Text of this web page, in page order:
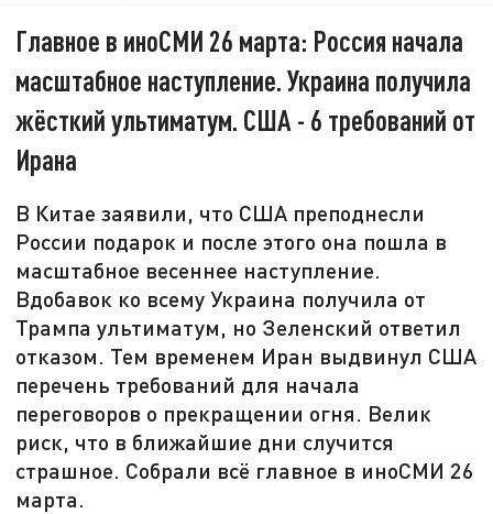
Главное в иноСМИ 26 марта: Россия начала
масштабное наступление. Украина получила
жёсткий ультиматум. США - 6 требований от
Ирана
В Китае заявили, что США преподнесли
России подарок и после этого она пошла в
масштабное весеннее наступление.
Вдобавок ко всему Украина получила от
Трампа ультиматум, но Зеленский ответил
отказом. Тем временем Иран выдвинул США
перечень требований для начала
переговоров о прекращении огня. Велик
риск, что в ближайшие дни случится
страшное. Собрали всё главное в иноСМИ 26
марта.